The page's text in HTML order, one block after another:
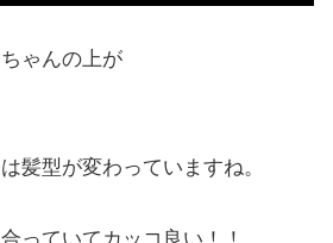
ゃんの上が
髪型が変わっていますね。